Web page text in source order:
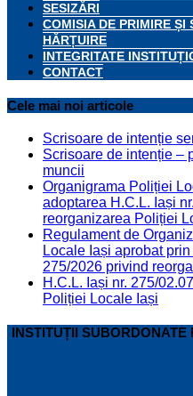
SESIZĂRI
COMISIA DE PRIMIRE ȘI
HĂRȚUIRE
INTEGRITATE
CONTACT
Cele mai noi articole
Scrisoare de intenție
Scrisoare de intenție –
muncii
Organigrama Poliției
adoptarea H.C.L. Iași
reorganizarea Poliției
Regulament de
Locale Iași aprobat
275/2026 privind
H.C.L. Iași nr. 275/
Poliției Locale Iași
INSTITUȚII SUBORDONATE